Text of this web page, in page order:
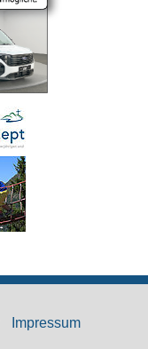
Impressum